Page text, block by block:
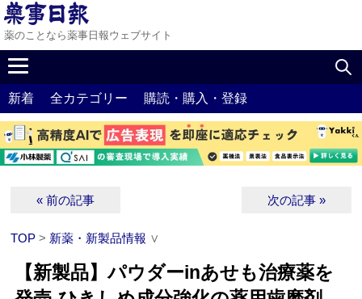
薬のことなら薬事日報ウェブサイト
新着 全カテゴリー 購読・購入・登録
« 前の記事 次の記事 »
TOP > 新薬・新製品情報 ∨
【新製品】パウダーinあせも治療薬を